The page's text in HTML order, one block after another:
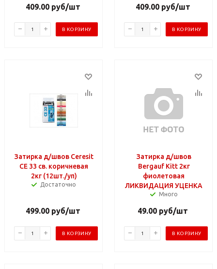
409.00руб/шт
В КОРЗИНУ
409.00руб/шт
В КОРЗИНУ
Затирка д/швов Ceresit
СЕ 33 св. коричневая
2кг (12шт./уп)
Достаточно
499.00руб/шт
В КОРЗИНУ
Затирка д/швов
Bergauf Kitt 2кг
фиолетовая
ЛИКВИДАЦИЯ УЦЕНКА
Много
49.00 руб/шт
В КОРЗИНУ